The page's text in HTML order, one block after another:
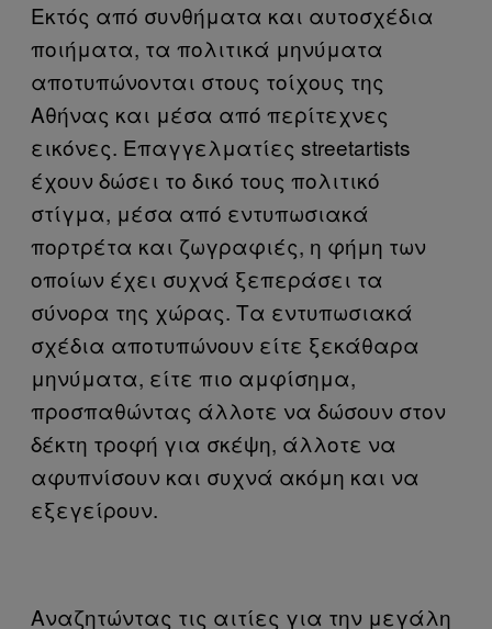
Εκτός από συνθήματα και αυτοσχέδια
ποιήματα, τα πολιτικά μηνύματα
αποτυπώνονται στους τοίχους της
Αθήνας και μέσα από περίτεχνες
εικόνες. Επαγγελματίες streetartists
έχουν δώσει το δικό τους πολιτικό
στίγμα, μέσα από εντυπωσιακά
πορτρέτα και ζωγραφιές, η φήμη των
οποίων έχει συχνά ξεπεράσει τα
σύνορα της χώρας. Τα εντυπωσιακά
σχέδια αποτυπώνουν είτε ξεκάθαρα
μηνύματα, είτε πιο αμφίσημα,
προσπαθώντας άλλοτε να δώσουν στον
δέκτη τροφή για σκέψη, άλλοτε να
αφυπνίσουν και συχνά ακόμη και να
εξεγείρουν.
Αναζητώντας τις αιτίες για την μεγάλη